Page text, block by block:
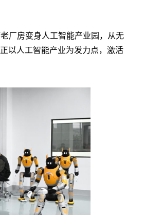
厂房变身人工智能产业园，从无
以人工智能产业为发力点，激活